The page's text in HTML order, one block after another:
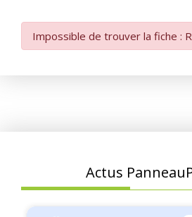
Impossible de trouver la fiche :
Actus